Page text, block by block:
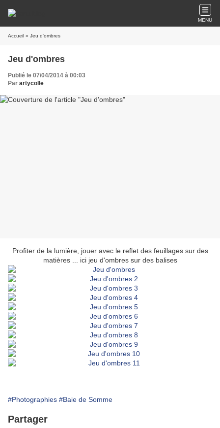
MENU
Accueil » Jeu d'ombres
Jeu d'ombres
Publié le 07/04/2014 à 00:03
Par artycolle
Profiter de la lumière, jouer avec le reflet des feuillages sur des
matières ... ici jeu d'ombres sur des balises
#Photographies #Baie de Somme
Partager